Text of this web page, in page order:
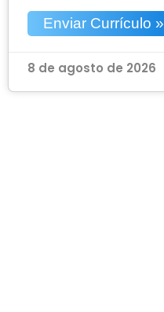
Enviar Currículo »
8 de agosto de 2026